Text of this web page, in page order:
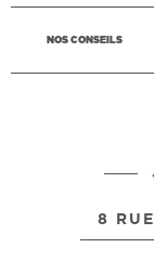
NOS CONSEILS
8